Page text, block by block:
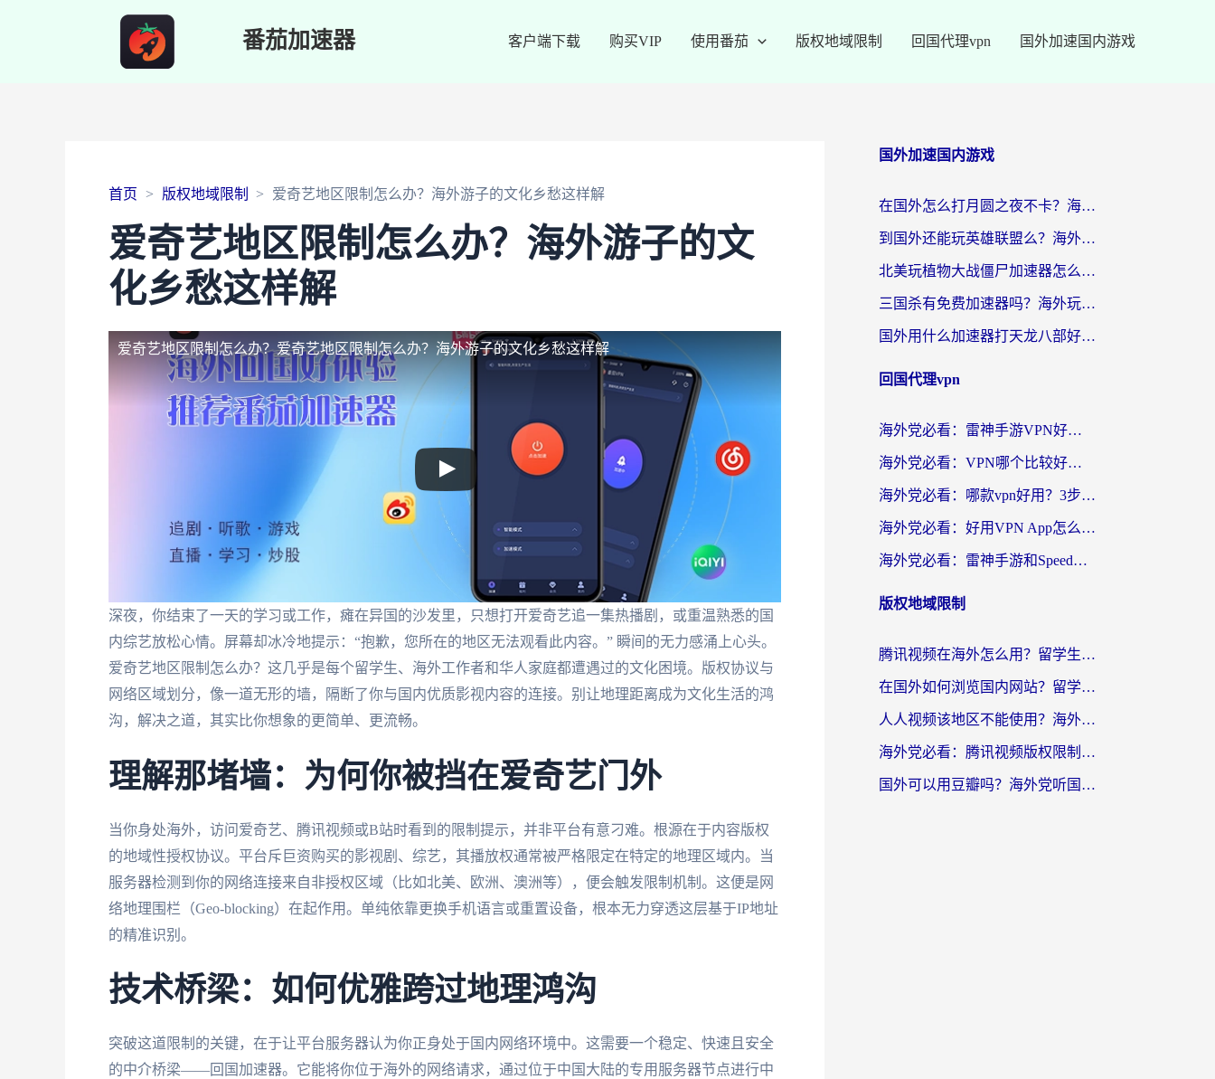
番茄加速器 客户端下载 购买VIP 使用番茄 版权地域限制 回国代理vpn 国外加速国内游戏
首页 版权地域限制 爱奇艺地区限制怎么办？海外游子的文化乡愁这样解
爱奇艺地区限制怎么办？海外游子的文
化乡愁这样解
爱奇艺地区限制怎么办？爱奇艺地区限制怎么办？海外游子的文化乡愁这样解
深夜，你结束了一天的学习或工作，瘫在异国的沙发里，只想打开爱奇艺追一集热播剧，或重温熟悉的国
内综艺放松心情。屏幕却冰冷地提示：“抱歉，您所在的地区无法观看此内容。” 瞬间的无力感涌上心头。
爱奇艺地区限制怎么办？这几乎是每个留学生、海外工作者和华人家庭都遭遇过的文化困境。版权协议与
网络区域划分，像一道无形的墙，隔断了你与国内优质影视内容的连接。别让地理距离成为文化生活的鸿
沟，解决之道，其实比你想象的更简单、更流畅。
理解那堵墙：为何你被挡在爱奇艺门外
当你身处海外，访问爱奇艺、腾讯视频或B站时看到的限制提示，并非平台有意刁难。根源在于内容版权
的地域性授权协议。平台斥巨资购买的影视剧、综艺，其播放权通常被严格限定在特定的地理区域内。当
服务器检测到你的网络连接来自非授权区域（比如北美、欧洲、澳洲等），便会触发限制机制。这便是网
络地理围栏（Geo-blocking）在起作用。单纯依靠更换手机语言或重置设备，根本无力穿透这层基于IP地址
的精准识别。
技术桥梁：如何优雅跨过地理鸿沟
突破这道限制的关键，在于让平台服务器认为你正身处于国内网络环境中。这需要一个稳定、快速且安全
的中介桥梁——回国加速器。它能将你位于海外的网络请求，通过位于中国大陆的专用服务器节点进行中
国外加速国内游戏
在国外怎么打月圆之夜不卡？海外玩家国服游戏加速终极指南（附巴西英国游戏适配方案）
到国外还能玩英雄联盟么？海外玩家国服游戏畅玩终极指南
北美玩植物大战僵尸加速器怎么选？2026海外党必看的国服游戏加速指南
三国杀有免费加速器吗？海外玩家国服畅玩终极指南（附泰国南非专属解决方案）
国外用什么加速器打天龙八部好？2026海外玩家国服游戏加速全攻略
回国代理vpn
海外党必看：雷神手游VPN好用吗？和天速回国VPN对比哪个回国效果更好？附实用加速器选择指南
海外党必看：VPN哪个比较好用？3分钟找到适合你的回国加速方案
海外党必看：哪款vpn好用？3步选对回国加速器，无缝刷剧玩游戏
海外党必看：好用VPN App怎么选？3步教你无缝访问国内资源
海外党必看：雷神手游和SpeedCN好用吗？3招选对回国加速器无缝刷国内资源
版权地域限制
腾讯视频在海外怎么用？留学生亲测有效的回国加速器攻略
在国外如何浏览国内网站？留学生&海外华人的无缝访问指南
人人视频该地区不能使用？海外党追剧看片的终极解决方案来了
海外党必看：腾讯视频版权限制怎么破？3步让你轻松追剧
国外可以用豆瓣吗？海外党听国内音乐听书的实用指南